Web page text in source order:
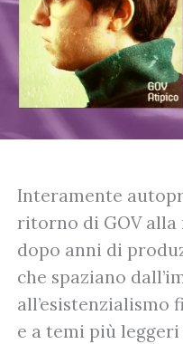
Interamente
ritorno di GOV
dopo anni di
che spaziano
all’esistenzialismo
e a temi più